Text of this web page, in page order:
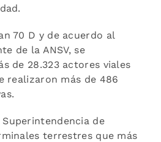
70 D y de acuerdo al
de la ANSV, se
de 28.323 actores viales
realizaron más de 486
de
terrestres que más